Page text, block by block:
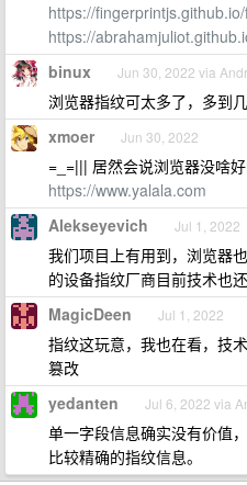
https://
https://
binux Jun 30, 2022 via
浏览器指纹可太多了，多到
xmoer Jun 30, 2022
=_=||| 居然会说浏览器没啥
https://www.yalala.com
Alekseyevich Jul 1, 2022
我们项目上有用到，浏览器
的设备指纹厂商目前技术也
MagicDeen Jul 1, 2022
指纹这玩意，我也在看，技
篡改
yedanten Jul 6, 2022 via
单一字段信息确实没有价值
比较精确的指纹信息。